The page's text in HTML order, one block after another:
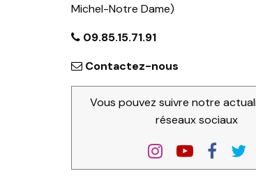
Michel-Notre Dame)
09.85.15.71.91
Contactez-nous
Vous pouvez suivre notre
réseaux sociaux